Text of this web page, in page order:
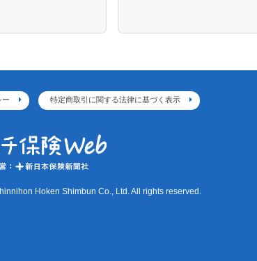
ー 特定商取引に関する法律に基づく表示
Hoken Shimbun Co., Ltd. All rights reserved.